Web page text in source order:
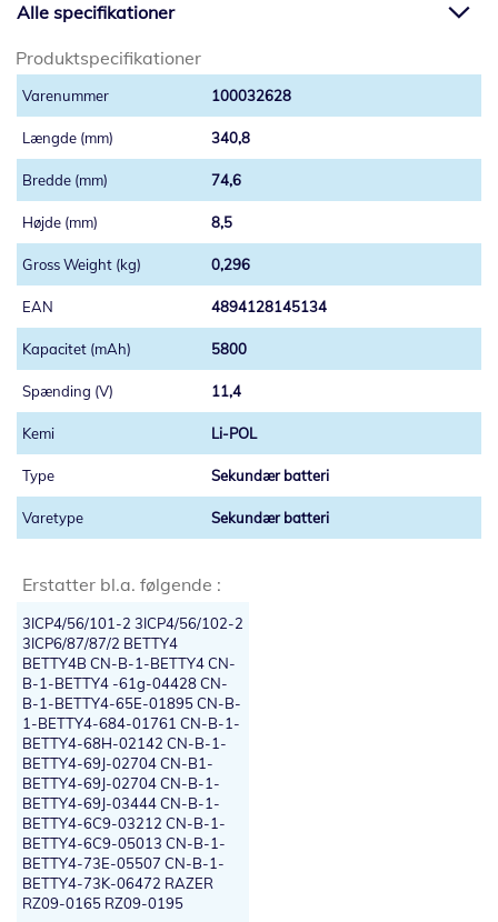
Alle specifikationer
Produktspecifikationer
100032628
340,8
74,6
8,5
0,296
4894128145134
5800
11,4
Li-POL
Sekundær batteri
Sekundær batteri
Erstatter bl.a. følgende :
3ICP4/56/101-2 3ICP4/56/102-2
3ICP6/87/87/2 BETTY4
BETTY4B CN-B-1-BETTY4 CN-
B-1-BETTY4 -61g-04428 CN-
B-1-BETTY4-65E-01895 CN-B-
1-BETTY4-684-01761 CN-B-1-
BETTY4-68H-02142 CN-B-1-
BETTY4-69J-02704 CN-B1-
BETTY4-69J-02704 CN-B-1-
BETTY4-69J-03444 CN-B-1-
BETTY4-6C9-03212 CN-B-1-
BETTY4-6C9-05013 CN-B-1-
BETTY4-73E-05507 CN-B-1-
BETTY4-73K-06472 RAZER
RZ09-0165 RZ09-0195